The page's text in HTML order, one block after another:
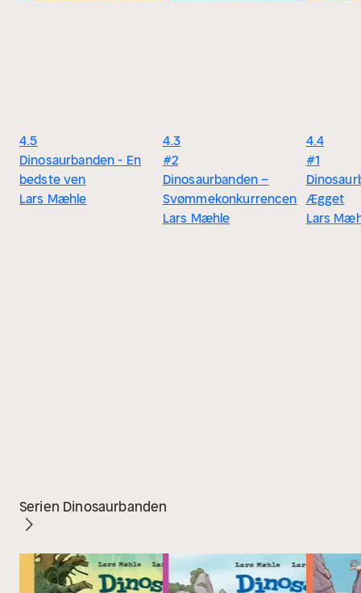
4.5
Dinosaurbanden - En
bedste ven
Lars Mæhle
4.3
#2
Dinosaurbanden –
Svømmekonkurrencen
Lars Mæhle
4.4
#1
Ægget
Lars
Serien Dinosaurbanden